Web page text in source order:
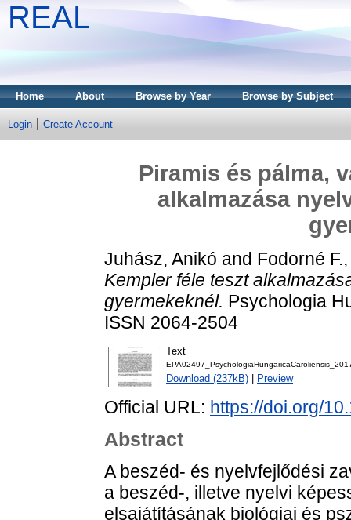
REAL
Home About Browse by Year Browse by Subject
Login Create Account
Piramis és pálma,
alkalmazása
Juhász, Anikó and Fodorné
Kempler féle teszt
gyermekeknél. Psychologia
ISSN 2064-2504
Text
Download (237kB) Preview
Official URL: https://doi.org/
Abstract
A beszéd- és nyelvfejlődési
a beszéd-, illetve nyelvi
elsajátításának biológiai és